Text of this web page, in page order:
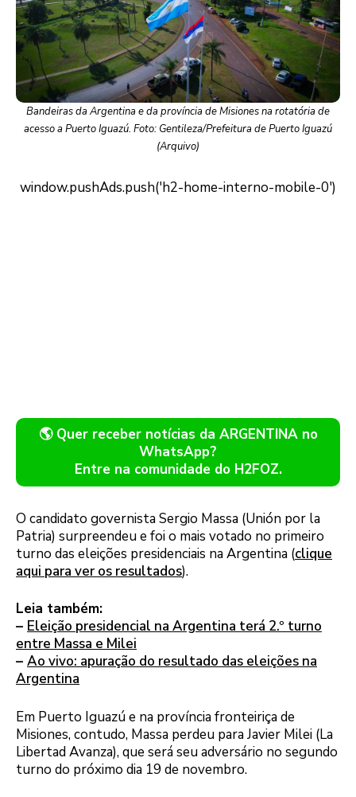
Bandeiras da Argentina e da província de Misiones na rotatória de
acesso a Puerto Iguazú. Foto: Gentileza/Prefeitura de Puerto Iguazú
(Arquivo)
🌎 Quer receber notícias da ARGENTINA no
WhatsApp?
Entre na comunidade do H2FOZ.
O candidato governista Sergio Massa (Unión por la
Patria) surpreendeu e foi o mais votado no primeiro
turno das eleições presidenciais na Argentina (clique
aqui para ver os resultados).
Leia também:
– Eleição presidencial na Argentina terá 2.º turno
entre Massa e Milei
– Ao vivo: apuração do resultado das eleições na
Argentina
Em Puerto Iguazú e na província fronteiriça de
Misiones, contudo, Massa perdeu para Javier Milei (La
Libertad Avanza), que será seu adversário no segundo
turno do próximo dia 19 de novembro.